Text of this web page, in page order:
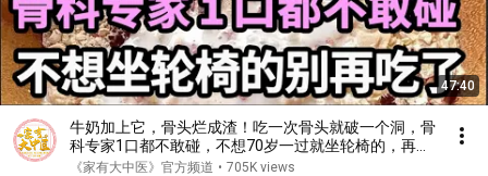
47:40
牛奶加上它，骨头烂成渣！吃一次骨头就破一个洞，骨
科专家1口都不敢碰，不想70岁一过就坐轮椅的，再喜
欢都要忌口！【家庭大医生】
《家有大中医》官方频道 • 705K views